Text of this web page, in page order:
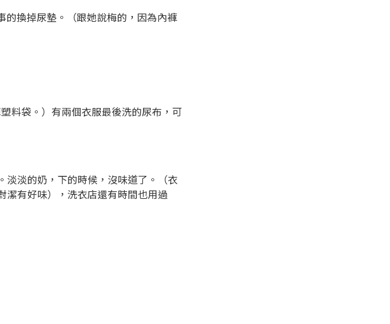
換掉尿墊。（跟她說梅的，因為內褲
料袋。）有兩個衣服最後洗的尿布，可
淡淡的奶，下的時候，沒味道了。（衣
潔有好味），洗衣店還有時間也用過